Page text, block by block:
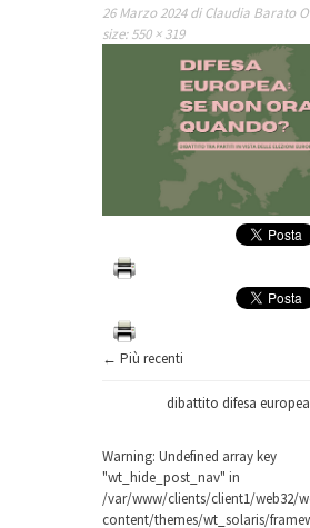
26 Marzo 2024 diClaudia Barato
size:550 × 319
← Più recenti
dibattito difesa
Warning: Undefined array key
"wt_hide_post_nav" in
/var/www/clients/client1/web32/
content/themes/wt_solaris/